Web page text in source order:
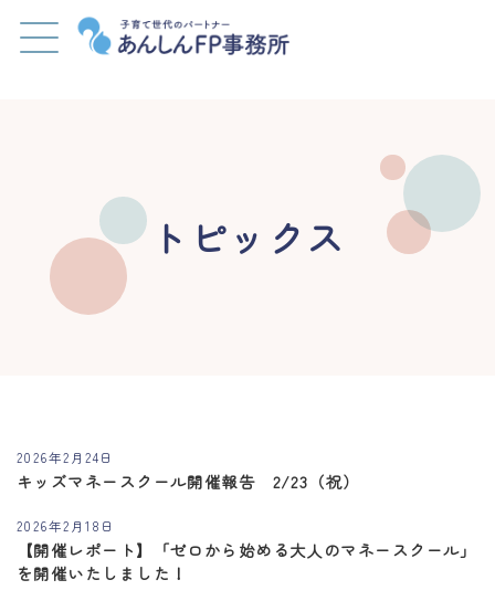
トピックス
2026年2月24日
キッズマネースクール開催報告 2/23（祝）
2026年2月18日
【開催レポート】「ゼロから始める大人のマネースクール」
を開催いたしました！